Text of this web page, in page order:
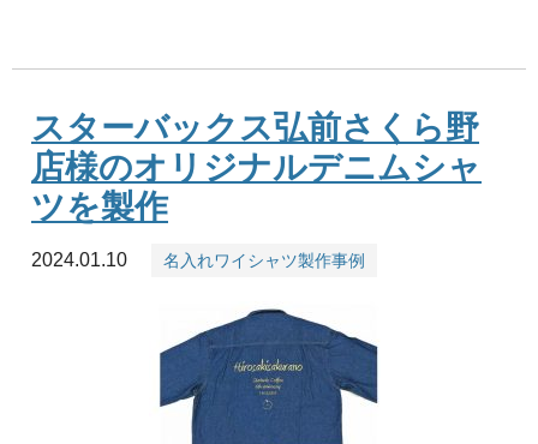
スターバックス弘前さくら野
店様のオリジナルデニムシャ
ツを製作
2024.01.10 名入れワイシャツ製作事例